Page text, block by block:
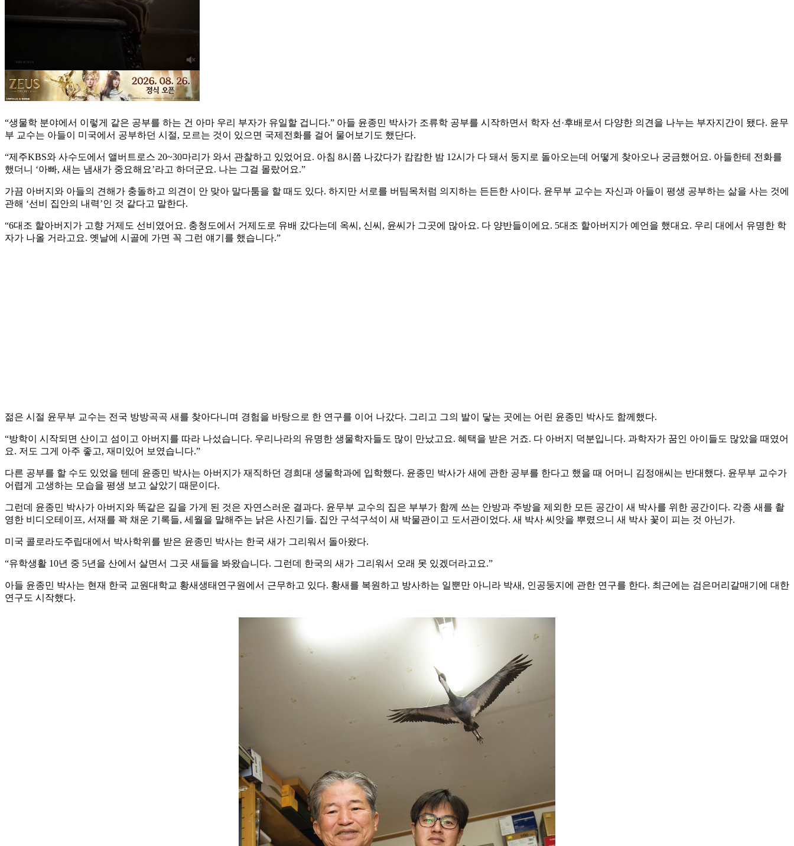
“생물학 분야에서 이렇게 같은 공부를 하는 건 아마 우리 부자가 유일할 겁니다.” 아들 윤종민 박사가 조류학 공부를 시작하면서 학자 선·후배로서 다양한 의견을 나누는 부자지간이 됐다. 윤무
부 교수는 아들이 미국에서 공부하던 시절, 모르는 것이 있으면 국제전화를 걸어 물어보기도 했단다.
“제주KBS와 사수도에서 앨버트로스 20~30마리가 와서 관찰하고 있었어요. 아침 8시쯤 나갔다가 캄캄한 밤 12시가 다 돼서 둥지로 돌아오는데 어떻게 찾아오나 궁금했어요. 아들한테 전화를
했더니 ‘아빠, 새는 냄새가 중요해요’라고 하더군요. 나는 그걸 몰랐어요.”
가끔 아버지와 아들의 견해가 충돌하고 의견이 안 맞아 말다툼을 할 때도 있다. 하지만 서로를 버팀목처럼 의지하는 든든한 사이다. 윤무부 교수는 자신과 아들이 평생 공부하는 삶을 사는 것에
관해 ‘선비 집안의 내력’인 것 같다고 말한다.
“6대조 할아버지가 고향 거제도 선비였어요. 충청도에서 거제도로 유배 갔다는데 옥씨, 신씨, 윤씨가 그곳에 많아요. 다 양반들이에요. 5대조 할아버지가 예언을 했대요. 우리 대에서 유명한 학
자가 나올 거라고요. 옛날에 시골에 가면 꼭 그런 얘기를 했습니다.”
젊은 시절 윤무부 교수는 전국 방방곡곡 새를 찾아다니며 경험을 바탕으로 한 연구를 이어 나갔다. 그리고 그의 발이 닿는 곳에는 어린 윤종민 박사도 함께했다.
“방학이 시작되면 산이고 섬이고 아버지를 따라 나섰습니다. 우리나라의 유명한 생물학자들도 많이 만났고요. 혜택을 받은 거죠. 다 아버지 덕분입니다. 과학자가 꿈인 아이들도 많았을 때였어
요. 저도 그게 아주 좋고, 재미있어 보였습니다.”
다른 공부를 할 수도 있었을 텐데 윤종민 박사는 아버지가 재직하던 경희대 생물학과에 입학했다. 윤종민 박사가 새에 관한 공부를 한다고 했을 때 어머니 김정애씨는 반대했다. 윤무부 교수가
어렵게 고생하는 모습을 평생 보고 살았기 때문이다.
그런데 윤종민 박사가 아버지와 똑같은 길을 가게 된 것은 자연스러운 결과다. 윤무부 교수의 집은 부부가 함께 쓰는 안방과 주방을 제외한 모든 공간이 새 박사를 위한 공간이다. 각종 새를 촬
영한 비디오테이프, 서재를 꽉 채운 기록들, 세월을 말해주는 낡은 사진기들. 집안 구석구석이 새 박물관이고 도서관이었다. 새 박사 씨앗을 뿌렸으니 새 박사 꽃이 피는 것 아닌가.
미국 콜로라도주립대에서 박사학위를 받은 윤종민 박사는 한국 새가 그리워서 돌아왔다.
“유학생활 10년 중 5년을 산에서 살면서 그곳 새들을 봐왔습니다. 그런데 한국의 새가 그리워서 오래 못 있겠더라고요.”
아들 윤종민 박사는 현재 한국 교원대학교 황새생태연구원에서 근무하고 있다. 황새를 복원하고 방사하는 일뿐만 아니라 박새, 인공둥지에 관한 연구를 한다. 최근에는 검은머리갈매기에 대한
연구도 시작했다.